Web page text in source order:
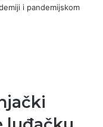
i pandemijskom